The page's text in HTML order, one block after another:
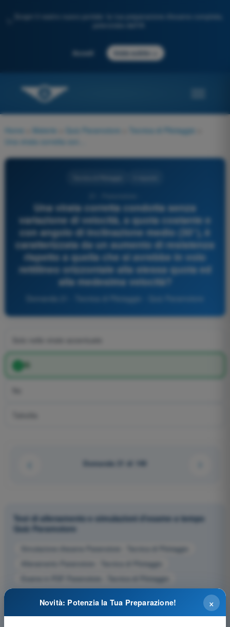
Scopri il nostro nuovo portale: la tua preparazione d'esame completa,
Accedi Inizia subito
Home Materie Quiz Paramotore Tecnica di Pilotaggio
Una virata corretta condotta senza
variazione di velocità, a quota costante e
con angolo di inclinazione medio (30°), è
caratterizzata da un aumento di resistenza
rispetto a quella che si avrebbe in volo
rettilineo orizzontale alla stessa quota ed
alla medesima velocità?
Domanda 21 - Tecnica di Pilotaggio - Quiz Paramotore
Sì
Domanda 21 di 149
Test di allenamento e simulazioni d'esame a tempo
Quiz Paramotore
Simulazione d'esame Paramotore - Tecnica di Pilotaggio
Allenamento Paramotore - Tecnica di Pilotaggio
Esame in PDF Paramotore - Tecnica di Pilotaggio
×
Novità: Potenzia la Tua Preparazione!